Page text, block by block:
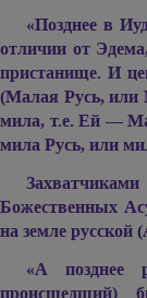
«Позднее в
отличии от
пристанище. И
(Малая Русь, или
мила, т.е. Ей —
мила Русь, или
Божественных
на земле
«А позднее
происшедший)